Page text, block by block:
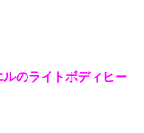
のライトボディヒー